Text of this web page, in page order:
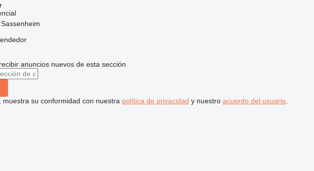
anuncios nuevos de esta sección
muestra su conformidad con nuestra política de privacidad y nuestro acuerdo del usuario.